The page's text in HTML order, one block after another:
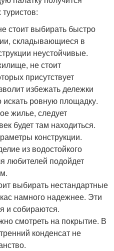
стоит выбирать быстро
складывающиеся в
неустойчивые.
не стоит
присутствует
избежать дележки
ровную площадку.
жилье, следует
будет там находиться.
конструкции.
из водостойкого
любителей подойдет
выбирать нестандартные
намного надежнее. Эти
и собираются.
смотреть на покрытие. В
конденсат не